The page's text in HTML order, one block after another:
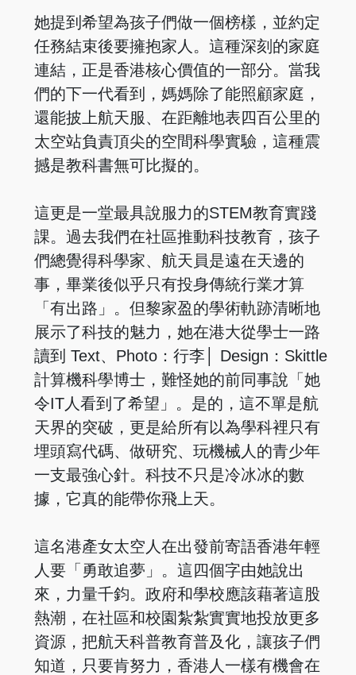
她提到希望為孩子們做一個榜樣，並約定
任務結束後要擁抱家人。這種深刻的家庭
連結，正是香港核心價值的一部分。當我
們的下一代看到，媽媽除了能照顧家庭，
還能披上航天服、在距離地表四百公里的
太空站負責頂尖的空間科學實驗，這種震
撼是教科書無可比擬的。
這更是一堂最具說服力的STEM教育實踐
課。過去我們在社區推動科技教育，孩子
們總覺得科學家、航天員是遠在天邊的
事，畢業後似乎只有投身傳統行業才算
「有出路」。但黎家盈的學術軌跡清晰地
展示了科技的魅力，她在港大從學士一路
讀到 Text、Photo：行李│ Design：Skittle
計算機科學博士，難怪她的前同事說「她
令IT人看到了希望」。是的，這不單是航
天界的突破，更是給所有以為學科裡只有
埋頭寫代碼、做研究、玩機械人的青少年
一支最強心針。科技不只是冷冰冰的數
據，它真的能帶你飛上天。
這名港產女太空人在出發前寄語香港年輕
人要「勇敢追夢」。這四個字由她說出
來，力量千鈞。政府和學校應該藉著這股
熱潮，在社區和校園紮紮實實地投放更多
資源，把航天科普教育普及化，讓孩子們
知道，只要肯努力，香港人一樣有機會在